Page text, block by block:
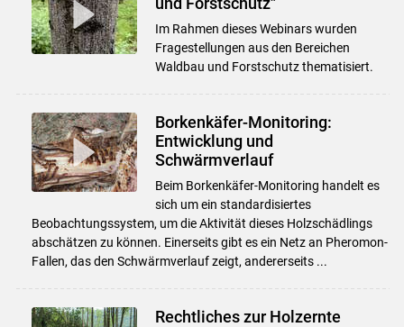
Im Rahmen dieses Webinars wurden
Fragestellungen aus den Bereichen
Waldbau und Forstschutz thematisiert.
Borkenkäfer-Monitoring:
Entwicklung und
Schwärmverlauf
Beim Borkenkäfer-Monitoring handelt es
sich um ein standardisiertes
Beobachtungssystem, um die Aktivität dieses Holzschädlings
abschätzen zu können. Einerseits gibt es ein Netz an Pheromon-
Fallen, das den Schwärmverlauf zeigt, andererseits ...
Rechtliches zur Holzernte